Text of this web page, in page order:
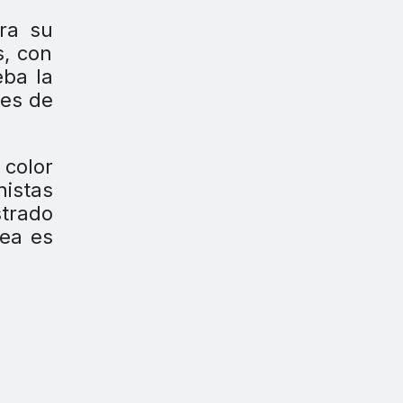
su
con
la
de
es